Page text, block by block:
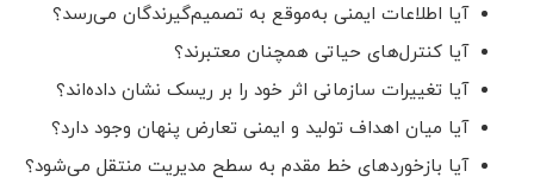
آیا اطلاعات ایمنی به‌موقع به تصمیم‌گیرندگان می‌رسد؟
آیا کنترل‌های حیاتی همچنان معتبرند؟
آیا تغییرات سازمانی اثر خود را بر ریسک نشان داده‌اند؟
آیا میان اهداف تولید و ایمنی تعارض پنهان وجود دارد؟
آیا بازخوردهای خط مقدم به سطح مدیریت منتقل می‌شود؟